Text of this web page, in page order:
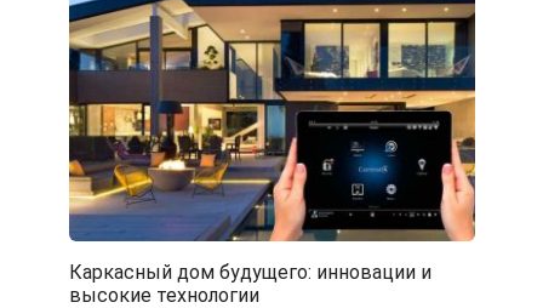
Каркасный дом будущего: инновации и
высокие технологии